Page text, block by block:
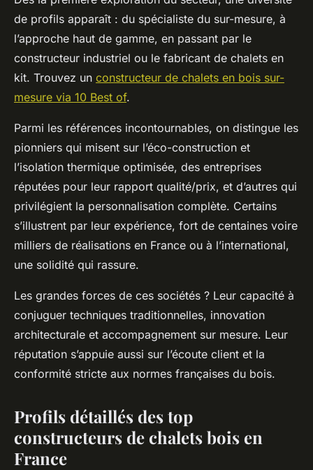
de profils apparaît : du spécialiste du sur-mesure, à
l’approche haut de gamme, en passant par le
constructeur industriel ou le fabricant de chalets en
kit. Trouvez un constructeur de chalets en bois sur-
mesure via 10 Best of.
Parmi les références incontournables, on distingue les
pionniers qui misent sur l’éco-construction et
l’isolation thermique optimisée, des entreprises
réputées pour leur rapport qualité/prix, et d’autres qui
privilégient la personnalisation complète. Certains
s’illustrent par leur expérience, fort de centaines voire
milliers de réalisations en France ou à l’international,
une solidité qui rassure.
Les grandes forces de ces sociétés ? Leur capacité à
conjuguer techniques traditionnelles, innovation
architecturale et accompagnement sur mesure. Leur
réputation s’appuie aussi sur l’écoute client et la
conformité stricte aux normes françaises du bois.
Profils détaillés des top
constructeurs de chalets bois en
France